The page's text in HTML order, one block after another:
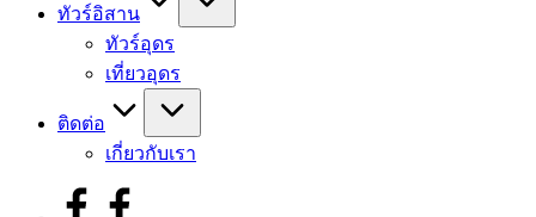
ทัวร์อิสาน
ทัวร์อุดร
เที่ยวอุดร
ติดต่อ
เกี่ยวกับเรา
facebook.com